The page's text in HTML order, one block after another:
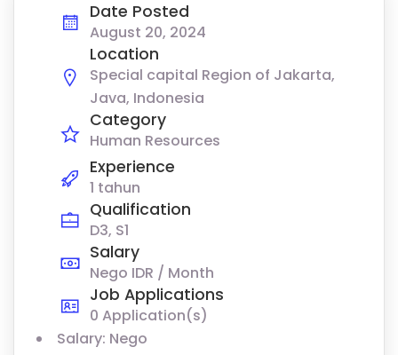
Date Posted
August 20, 2024
Location
Special capital Region of Jakarta,
Java, Indonesia
Category
Human Resources
Experience
1 tahun
Qualification
D3, S1
Salary
Nego IDR / Month
Job Applications
0 Application(s)
Salary: Nego